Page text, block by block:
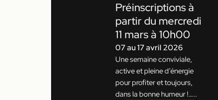
Préinscriptions à
partir du mercredi
11 mars à 10h00
07 au 17 avril 2026
Une semaine conviviale,
active et pleine d’énergie
pour profiter et toujours,
dans la bonne humeur !…..